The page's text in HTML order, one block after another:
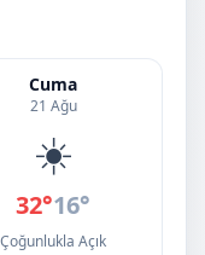
Cuma
21 Ağu
☀️
32°16°
Çoğunlukla Açık